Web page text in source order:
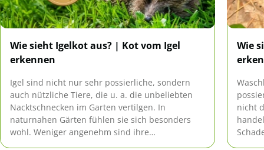
Wie sieht Igelkot aus? | Kot vom Igel
erkennen
Igel sind nicht nur sehr possierliche, sondern
auch nützliche Tiere, die u. a. die unbeliebten
Nacktschnecken im Garten vertilgen. In
naturnahen Gärten fühlen sie sich besonders
wohl. Weniger angenehm sind ihre
Wie
nicht